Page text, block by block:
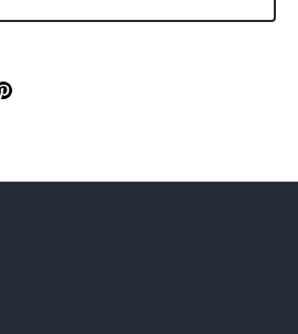
Pinnen